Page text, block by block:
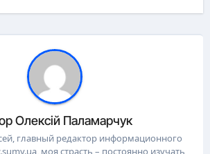
Олексій Паламарчук
главный редактор информационного
моя страсть – постоянно изучать